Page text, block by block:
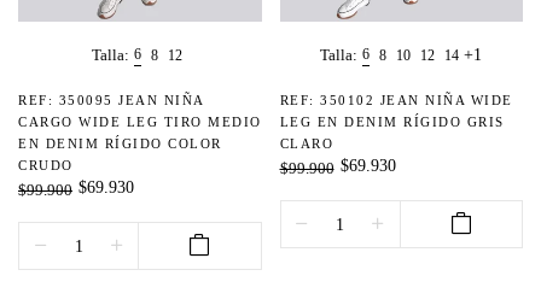
Talla: 6 8 12
REF: 350095 JEAN NIÑA
CARGO WIDE LEG TIRO MEDIO
EN DENIM RÍGIDO COLOR
CRUDO
$99.900 $69.930
Talla: 6 8 10 12 14 +1
REF: 350102 JEAN NIÑA WIDE
LEG EN DENIM RÍGIDO GRIS
CLARO
$99.900 $69.930